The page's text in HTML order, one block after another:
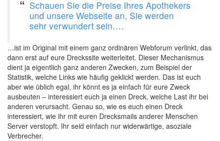
Schauen Sie die Preise Ihres Apothekers
und unsere Webseite an, Sie werden
sehr verwundert sein….
…ist im Original mit einem ganz ordinären Webforum verlinkt, das
dann erst auf eure Dreckssite weiterleitet. Dieser Mechanismus
dient ja eigentlich ganz anderen Zwecken, zum Beispiel der
Statistik, welche Links wie häufig geklickt werden. Das ist euch
aber wie üblich egal, ihr könnt es ja einfach für eure Zweck
ausbeuten – interessiert euch ja einen Dreck, welche Last ihr bei
anderen verursacht. Genau so, wie es euch einen Dreck
interessiert, wie ihr mit euren Drecksmails anderer Menschen
Server verstopft. Ihr seid einfach nur widerwärtige, asoziale
Verbrecher.